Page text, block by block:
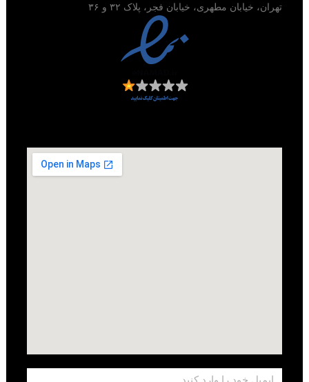
تهران، خیابان مطهری، خیابان فجر، پلاک ۳۲ و ۳۶